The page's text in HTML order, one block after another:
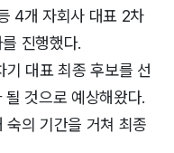
4개 자회사 대표 2차
진행했다.
기 대표 최종 후보를 선
것으로 예상해왔다.
숙의 기간을 거쳐 최종